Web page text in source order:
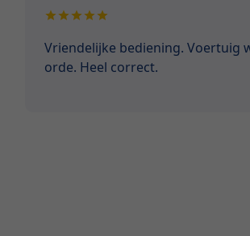
Vriendelijke bediening. Voertuig
orde. Heel correct.